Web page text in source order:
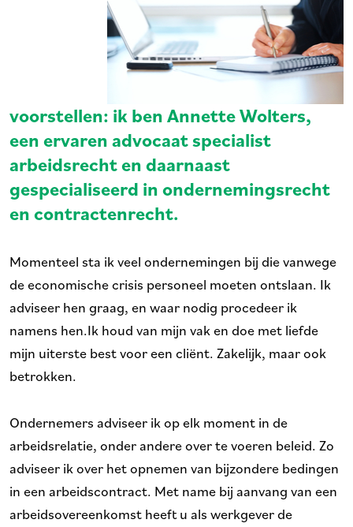
voorstellen: ik ben Annette Wolters,
een ervaren advocaat specialist
arbeidsrecht en daarnaast
gespecialiseerd in ondernemingsrecht
en contractenrecht.
Momenteel sta ik veel ondernemingen bij die vanwege
de economische crisis personeel moeten ontslaan. Ik
adviseer hen graag, en waar nodig procedeer ik
namens hen.Ik houd van mijn vak en doe met liefde
mijn uiterste best voor een cliënt. Zakelijk, maar ook
betrokken.
Ondernemers adviseer ik op elk moment in de
arbeidsrelatie, onder andere over te voeren beleid. Zo
adviseer ik over het opnemen van bijzondere bedingen
in een arbeidscontract. Met name bij aanvang van een
arbeidsovereenkomst heeft u als werkgever de